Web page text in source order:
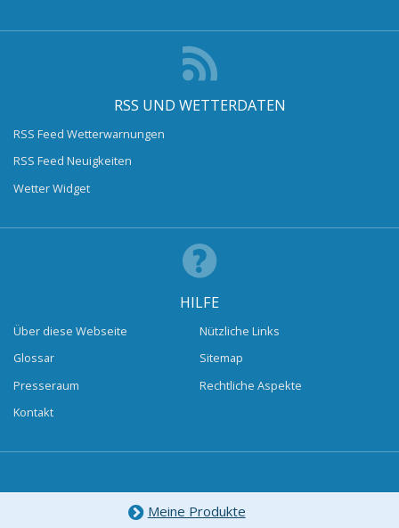
RSS UND WETTERDATEN
RSS Feed Wetterwarnungen
RSS Feed Neuigkeiten
Wetter Widget
HILFE
Über diese Webseite
Glossar
Presseraum
Kontakt
Nützliche Links
Sitemap
Rechtliche Aspekte
Meine Produkte